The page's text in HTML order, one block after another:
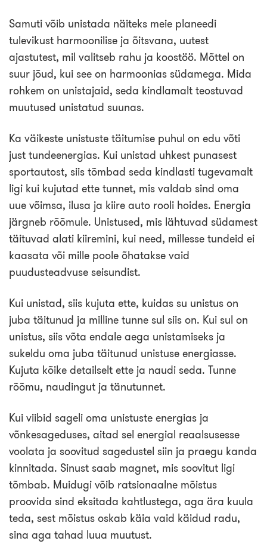
Samuti võib unistada näiteks meie planeedi
tulevikust harmoonilise ja õitsvana, uutest
ajastutest, mil valitseb rahu ja koostöö. Mõttel on
suur jõud, kui see on harmoonias südamega. Mida
rohkem on unistajaid, seda kindlamalt teostuvad
muutused unistatud suunas.
Ka väikeste unistuste täitumise puhul on edu võti
just tundeenergias. Kui unistad uhkest punasest
sportautost, siis tõmbad seda kindlasti tugevamalt
ligi kui kujutad ette tunnet, mis valdab sind oma
uue võimsa, ilusa ja kiire auto rooli hoides. Energia
järgneb rõõmule. Unistused, mis lähtuvad südamest
täituvad alati kiiremini, kui need, millesse tundeid ei
kaasata või mille poole õhatakse vaid
puudusteadvuse seisundist.
Kui unistad, siis kujuta ette, kuidas su unistus on
juba täitunud ja milline tunne sul siis on. Kui sul on
unistus, siis võta endale aega unistamiseks ja
sukeldu oma juba täitunud unistuse energiasse.
Kujuta kõike detailselt ette ja naudi seda. Tunne
rõõmu, naudingut ja tänutunnet.
Kui viibid sageli oma unistuste energias ja
võnkesageduses, aitad sel energial reaalsusesse
voolata ja soovitud sagedustel siin ja praegu kanda
kinnitada. Sinust saab magnet, mis soovitut ligi
tõmbab. Muidugi võib ratsionaalne mõistus
proovida sind eksitada kahtlustega, aga ära kuula
teda, sest mõistus oskab käia vaid käidud radu,
sina aga tahad luua muutust.